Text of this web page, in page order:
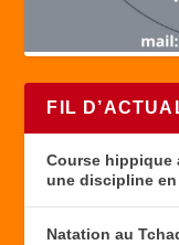
FIL
Course hippique
une discipline en
Natation au